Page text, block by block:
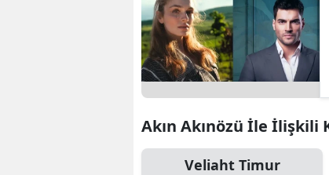
Akın Akınözü İle İlişkili
Veliaht Timur